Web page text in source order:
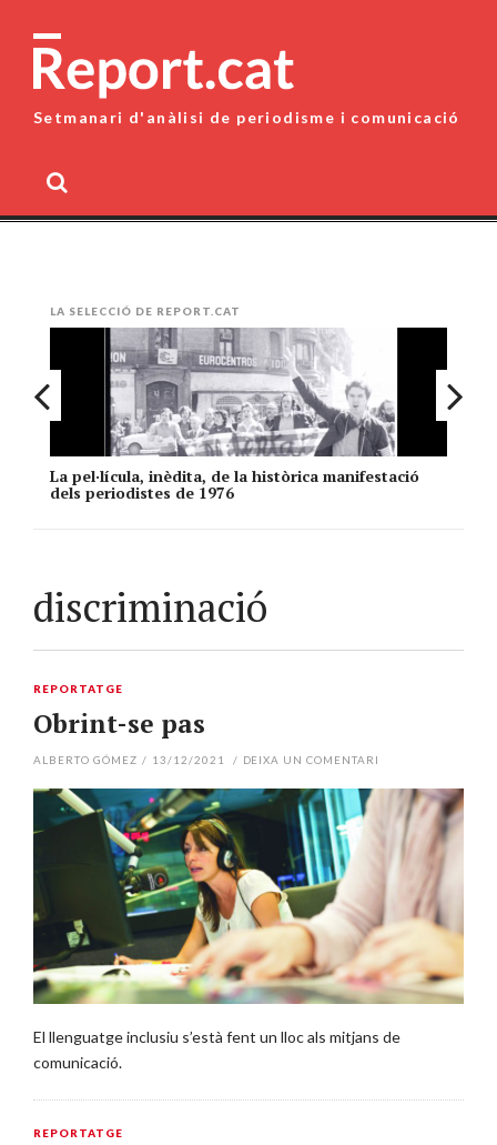
content
Setmanari d'anàlisi de periodisme i comunicació
LA SELECCIÓ DE REPORT.CAT
La pel·lícula, inèdita, de la històrica manifestació
dels periodistes de 1976
discriminació
REPORTATGE
Obrint-se pas
ALBERTO GÓMEZ / 13/12/2021 / DEIXA UN COMENTARI
El llenguatge inclusiu s’està fent un lloc als mitjans de
comunicació.
REPORTATGE